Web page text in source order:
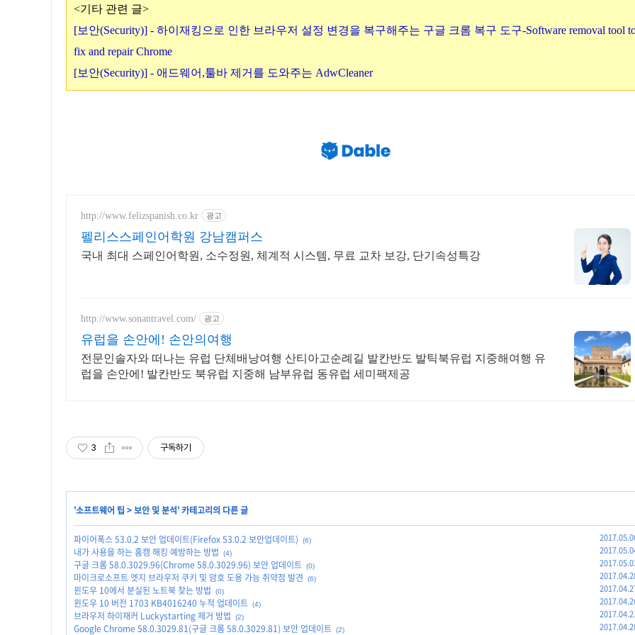
<기타 관련 글>
[보안(Security)] - 하이재킹으로 인한 브라우저 설정 변경을 복구해주는 구글 크롬 복구 도구-Software removal tool
fix and repair Chrome
[보안(Security)] - 애드웨어,툴바 제거를 도와주는 AdwCleaner
http://www.felizspanish.co.kr 광고
펠리스스페인어학원 강남캠퍼스
국내 최대 스페인어학원, 소수정원, 체계적 시스템, 무료 교차 보강, 단기속성특강
http://www.sonantravel.com/ 광고
유럽을 손안에! 손안의여행
전문인솔자와 떠나는 유럽 단체배낭여행 산티아고순례길 발칸반도 발틱북유럽 지중해여행 유
럽을 손안에! 발칸반도 북유럽 지중해 남부유럽 동유럽 세미팩제공
3 구독하기
'소프트웨어 팁 >보안 및 분석' 카테고리의 다른 글
파이어폭스 53.0.2 보안 업데이트(Firefox 53.0.2 보안업데이트) (6)
내가 사용을 하는 홈캠 해킹 예방하는 방법 (4)
구글 크롬 58.0.3029.96(Chrome 58.0.3029.96) 보안 업데이트 (0)
마이크로소프트 엣지 브라우저 쿠키 및 암호 도용 가능 취약점 발견 (6)
윈도우 10에서 분실된 노트북 찾는 방법 (0)
윈도우 10 버전 1703 KB4016240 누적 업데이트 (4)
브라우저 하이재커 Luckystarting 제거 방법 (2)
Google Chrome 58.0.3029.81(구글 크롬 58.0.3029.81) 보안 업데이트 (2)